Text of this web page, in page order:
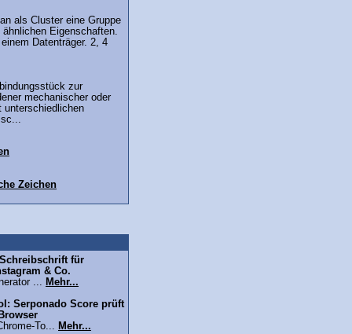
als Cluster eine Gruppe
Eigenschaften.
Datenträger. 2, 4
zur
mechanischer oder
unterschiedlichen
Zeichen
für
& Co.
... Mehr...
Serponado Score prüft
To... Mehr...